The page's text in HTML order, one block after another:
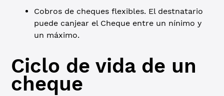
Cobros de cheques flexibles. El destnatario
puede canjear el Cheque entre un nínimo y
un máximo.
Ciclo de vida de un
cheque